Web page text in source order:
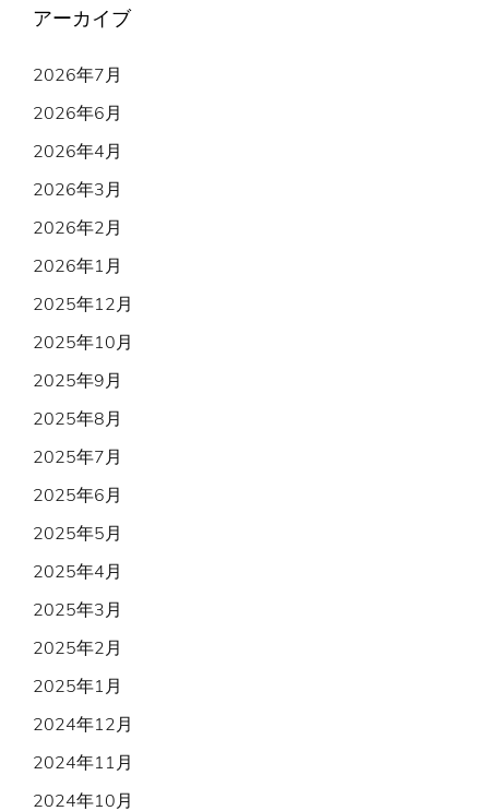
アーカイブ
2026年7月
2026年6月
2026年4月
2026年3月
2026年2月
2026年1月
2025年12月
2025年10月
2025年9月
2025年8月
2025年7月
2025年6月
2025年5月
2025年4月
2025年3月
2025年2月
2025年1月
2024年12月
2024年11月
2024年10月